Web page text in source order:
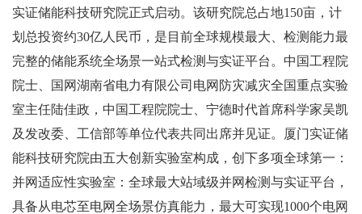
实证储能科技研究院正式启动。该研究院总占地150亩，计
划总投资约30亿人民币，是目前全球规模最大、检测能力最
完整的储能系统全场景一站式检测与实证平台。中国工程院
院士、国网湖南省电力有限公司电网防灾减灾全国重点实验
室主任陆佳政，中国工程院院士、宁德时代首席科学家吴凯
及发改委、工信部等单位代表共同出席并见证。厦门实证储
能科技研究院由五大创新实验室构成，创下多项全球第一：
并网适应性实验室：全球最大站域级并网检测与实证平台，
具备从电芯至电网全场景仿真能力，最大可实现1000个电网